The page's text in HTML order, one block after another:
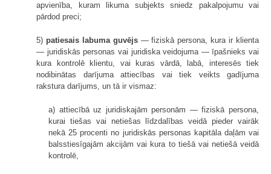
apvienība, kuram likuma subjekts sniedz pakalpojumu vai
pārdod preci;
5) patiesais labuma guvējs— fiziskā persona, kura ir klienta
— juridiskās personas vai juridiska veidojuma — īpašnieks vai
kura kontrolē klientu, vai kuras vārdā, labā, interesēs tiek
nodibinātas darījuma attiecības vai tiek veikts gadījuma
rakstura darījums, un tā ir vismaz:
a) attiecībā uz juridiskajām personām — fiziskā persona,
kurai tiešas vai netiešas līdzdalības veidā pieder vairāk
nekā 25 procenti no juridiskās personas kapitāla daļām vai
balsstiesīgajām akcijām vai kura to tiešā vai netiešā veidā
kontrolē,